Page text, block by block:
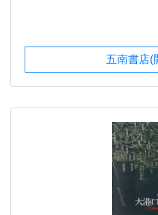
五南書店(